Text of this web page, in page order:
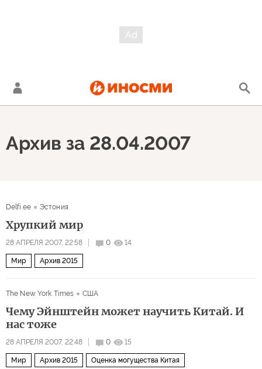
Архив за 28.04.2007
Delfi.ee Эстония
Хрупкий мир
28 АПРЕЛЯ 2007, 22:58 0 14
Мир Архив 2015
The New York Times США
Чему Эйнштейн может научить Китай. И
нас тоже
28 АПРЕЛЯ 2007, 22:48 0 15
Мир Архив 2015 Оценка могущества Китая